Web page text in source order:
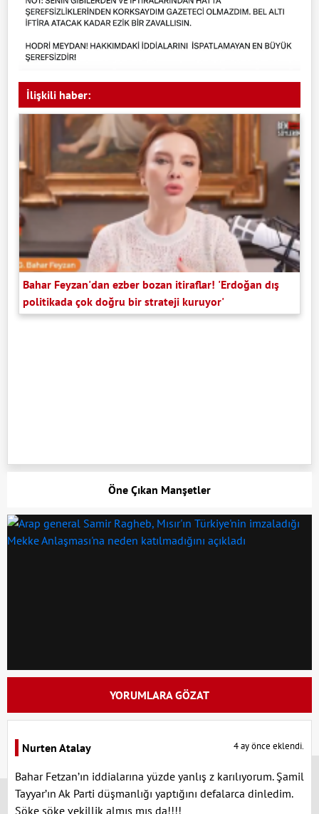
İlişkili haber:
Bahar Feyzan'dan ezber bozan itiraflar! 'Erdoğan dış
politikada çok doğru bir strateji kuruyor'
Öne Çıkan Manşetler
YORUMLARA GÖZAT
Nurten Atalay 4 ay önce eklendi.
Bahar Fetzan’ın iddialarına yüzde yanlış z karılıyorum. Şamil
Tayyar’ın Ak Parti düşmanlığı yaptığını defalarca dinledim.
Söke söke vekillik almış mış da!!!!